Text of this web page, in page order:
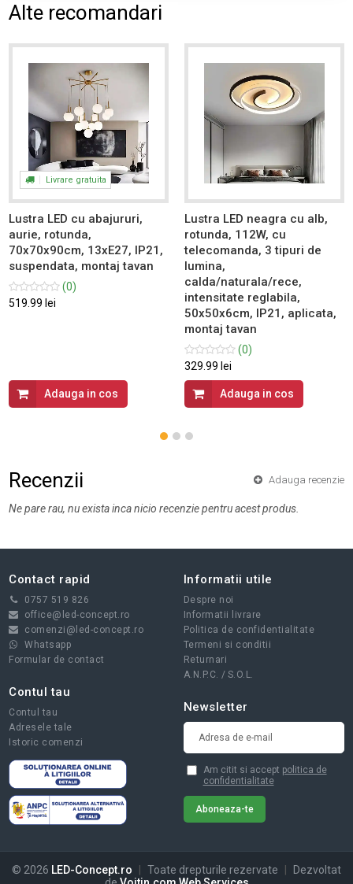
Alte recomandari
Livrare gratuita
Lustra LED cu abajururi,
aurie, rotunda,
70x70x90cm, 13xE27, IP21,
suspendata, montaj tavan
(0)
519.99 lei
Adauga in cos
Lustra LED neagra cu alb,
rotunda, 112W, cu
telecomanda, 3 tipuri de
lumina,
calda/naturala/rece,
intensitate reglabila,
50x50x6cm, IP21, aplicata,
montaj tavan
(0)
329.99 lei
Adauga in cos
Recenzii Adauga recenzie
Ne pare rau, nu exista inca nicio recenzie pentru acest produs.
Contact rapid
0757 519 826
office@led-concept.ro
comenzi@led-concept.ro
Whatsapp
Formular de contact
Informatii utile
Despre noi
Informatii livrare
Politica de confidentialitate
Termeni si conditii
Returnari
A.N.P.C. / S.O.L.
Contul tau
Contul tau
Adresele tale
Istoric comenzi
Newsletter
Am citit si accept politica de
confidentialitate
© 2026 LED-Concept.ro | Toate drepturile rezervate |
Dezvoltat